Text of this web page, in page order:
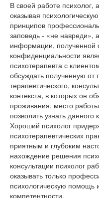
В своей работе психолог,
оказывая
принципов
заповедь - «не навреди»,
информации, полученной
конфиденциальности
психотерапевта с
обсуждать полученную
терапевтического,
контекста, в которых он
проживания, место
позволить узнать
Хороший психолог
психотерапевтических
приятным и глубоким
нахождение решения
консультации психолог
оказывать только
психологическую помощь
компетентности.